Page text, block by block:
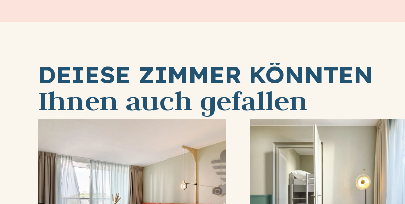
DEIESE ZIMMER KÖNNTEN
Ihnen auch gefallen